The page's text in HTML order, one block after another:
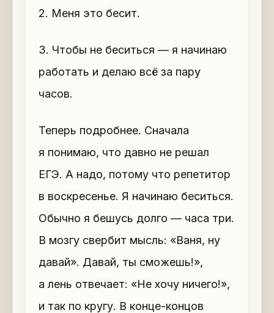
2. Меня это бесит.
3. Чтобы не беситься — я начинаю
работать и делаю всё за пару
часов.
Теперь подробнее. Сначала
я понимаю, что давно не решал
ЕГЭ. А надо, потому что репетитор
в воскресенье. Я начинаю беситься.
Обычно я бешусь долго — часа три.
В мозгу свербит мысль: «Ваня, ну
давай». Давай, ты сможешь!»,
а лень отвечает: «Не хочу ничего!»,
и так по кругу. В конце-концов